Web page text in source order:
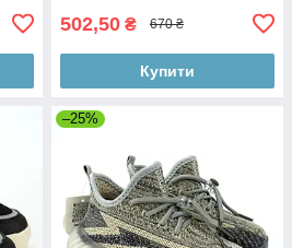
502,50 ₴ 670 ₴
Купити
–25%